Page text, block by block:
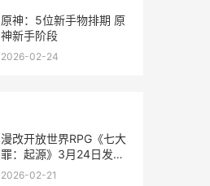
原神：5位新手物排期 原
神新手阶段
2026-02-24
漫改开放世界RPG《七大
罪：起源》3月24日发售
开放世界动作rpg
2026-02-21